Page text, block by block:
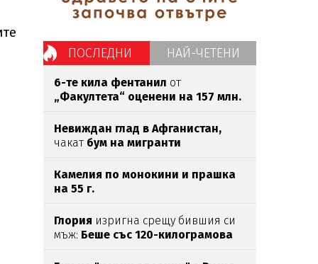
ПОСЛЕДНИ НАЙ-ЧЕТЕНИ
6-те кила фентанил от
„Факултета“ оценени на 157 млн.
Невиждан глад в Афганистан,
чакат бум на мигранти
Камелия по монокини и прашка
на 55 г.
Глория изригна срещу бившия си
мъж: Беше със 120-килограмова